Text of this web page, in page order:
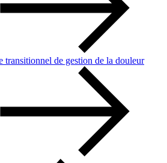
transitionnel de gestion de la douleur